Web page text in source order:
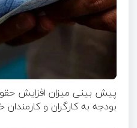
بودجه به کارگران و کارمندان